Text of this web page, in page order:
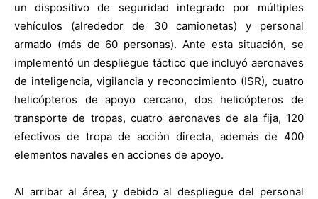
un dispositivo de seguridad integrado por múltiples
vehículos (alrededor de 30 camionetas) y personal
armado (más de 60 personas). Ante esta situación, se
implementó un despliegue táctico que incluyó aeronaves
de inteligencia, vigilancia y reconocimiento (ISR), cuatro
helicópteros de apoyo cercano, dos helicópteros de
transporte de tropas, cuatro aeronaves de ala fija, 120
efectivos de tropa de acción directa, además de 400
elementos navales en acciones de apoyo.
Al arribar al área, y debido al despliegue del personal